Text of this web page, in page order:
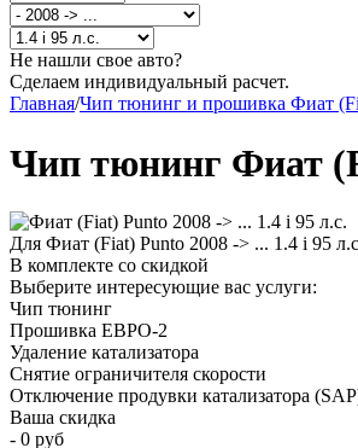
Не нашли свое авто?
Сделаем индивидуальный расчет.
Главная/Чип тюнинг и прошивка Фиат
Чип тюнинг Фиат
Для Фиат (Fiat) Punto 2008 -> ... 1.4 i 95
В комплекте со скидкой
Выберите интересующие вас услуги:
Чип тюнинг
Прошивка ЕВРО-2
Удаление катализатора
Снятие ограничителя скорости
Отключение продувки катализатора
Ваша скидка
- 0 руб